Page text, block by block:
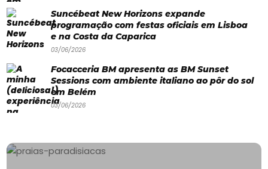
Suncébeat New Horizons expande
programação com festas oficiais em Lisboa
e na Costa da Caparica
03/06/2026
Focacceria BM apresenta as BM Sunset
Sessions com ambiente italiano ao pôr do sol
em Belém
03/06/2026